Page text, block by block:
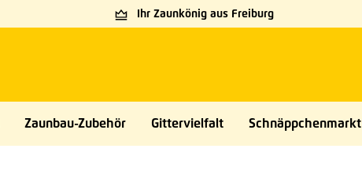
Ihr Zaunkönig aus Freiburg
Zaunbau-Zubehör Gittervielfalt Schnäppchenmarkt